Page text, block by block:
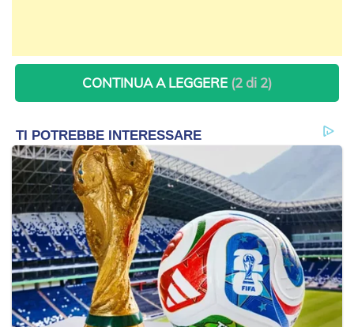
CONTINUA A LEGGERE (2 di 2)